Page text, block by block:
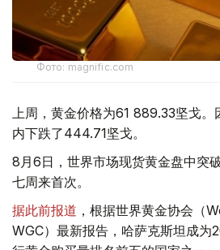
Фото: magnific.com
上周，黄金价格为61 889.33坚戈。
内下跌了444.71坚戈。
8月6日，世界市场现货黄金盘中突
七周来首次。
据此前报道 ，根据世界黄金协会（
WGC）最新报告，哈萨克斯坦成为